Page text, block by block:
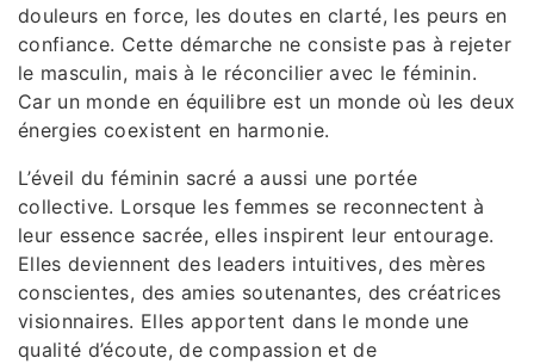
douleurs en force, les doutes en clarté, les peurs en
confiance. Cette démarche ne consiste pas à rejeter
le masculin, mais à le réconcilier avec le féminin.
Car un monde en équilibre est un monde où les deux
énergies coexistent en harmonie.
L’éveil du féminin sacré a aussi une portée
collective. Lorsque les femmes se reconnectent à
leur essence sacrée, elles inspirent leur entourage.
Elles deviennent des leaders intuitives, des mères
conscientes, des amies soutenantes, des créatrices
visionnaires. Elles apportent dans le monde une
qualité d’écoute, de compassion et de